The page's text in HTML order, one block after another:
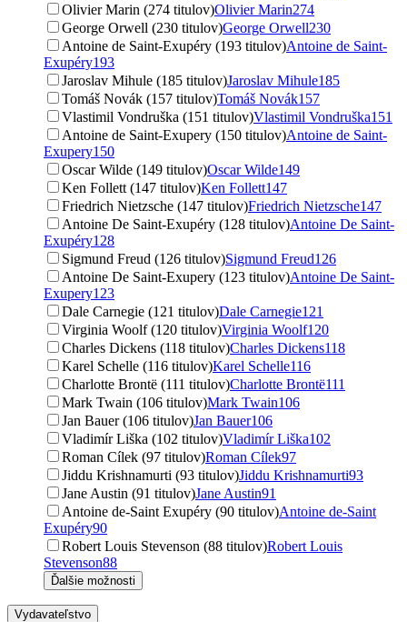
Olivier Marin (274 titulov)Olivier Marin274
George Orwell (230 titulov)George Orwell230
Antoine de Saint-Exupéry (193 titulov)Antoine de Saint-
Exupéry193
Jaroslav Mihule (185 titulov)Jaroslav Mihule185
Tomáš Novák (157 titulov)Tomáš Novák157
Vlastimil Vondruška (151 titulov)Vlastimil Vondruška151
Antoine de Saint-Exupery (150 titulov)Antoine de Saint-
Exupery150
Oscar Wilde (149 titulov)Oscar Wilde149
Ken Follett (147 titulov)Ken Follett147
Friedrich Nietzsche (147 titulov)Friedrich Nietzsche147
Antoine De Saint-Exupéry (128 titulov)Antoine De Saint-
Exupéry128
Sigmund Freud (126 titulov)Sigmund Freud126
Antoine De Saint-Exupery (123 titulov)Antoine De Saint-
Exupery123
Dale Carnegie (121 titulov)Dale Carnegie121
Virginia Woolf (120 titulov)Virginia Woolf120
Charles Dickens (118 titulov)Charles Dickens118
Karel Schelle (116 titulov)Karel Schelle116
Charlotte Brontë (111 titulov)Charlotte Brontë111
Mark Twain (106 titulov)Mark Twain106
Jan Bauer (106 titulov)Jan Bauer106
Vladimír Liška (102 titulov)Vladimír Liška102
Roman Cílek (97 titulov)Roman Cílek97
Jiddu Krishnamurti (93 titulov)Jiddu Krishnamurti93
Jane Austin (91 titulov)Jane Austin91
Antoine de-Saint Exupéry (90 titulov)Antoine de-Saint
Exupéry90
Robert Louis Stevenson (88 titulov)Robert Louis
Stevenson88
Ďalšie možnosti
Vydavateľstvo